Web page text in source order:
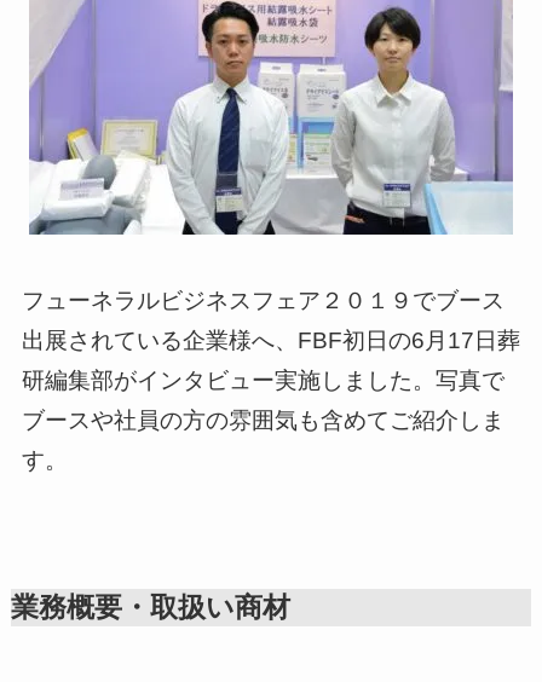
フューネラルビジネスフェア２０１９でブース
出展されている企業様へ、FBF初日の6月17日葬
研編集部がインタビュー実施しました。写真で
ブースや社員の方の雰囲気も含めてご紹介しま
す。
業務概要・取扱い商材